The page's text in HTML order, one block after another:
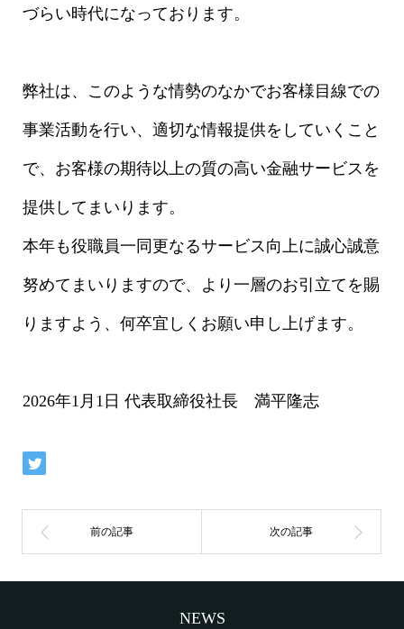
づらい時代になっております。
弊社は、このような情勢のなかでお客様目線での
事業活動を行い、適切な情報提供をしていくこと
で、お客様の期待以上の質の高い金融サービスを
提供してまいります。
本年も役職員一同更なるサービス向上に誠心誠意
努めてまいりますので、より一層のお引立てを賜
りますよう、何卒宜しくお願い申し上げます。
2026年1月1日 代表取締役社長 満平隆志
NEWS